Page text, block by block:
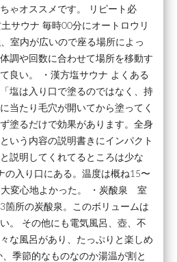
ゃオススメです。 リピート必
サウナ 毎時00分にオートロウリ
室内が広いので座る場所によっ
調や回数に合わせて場所を移動す
良い。 ・漢方塩サウナ よくある
塩は入り口で塗るのではなく、持
当たり毛穴が開いてから塗ってく
塗るだけで効果があります。全身
いう内容の説明書きにインパクト
説明してくれてるところは少な
の入り口にある。温度は概ね15〜
変心地よかった。 ・炭酸泉 室
箇所の炭酸泉。このボリュームは
。 その他にも電気風呂、壺、不
な風呂があり、たっぷりと楽しめ
季節的なものなのか湯温が割と